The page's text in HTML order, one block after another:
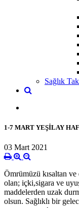
Sağlık
1-7 MART YEŞİLAY
03 Mart 2021
Ömrümüzü kısaltan ve
olan; içki,sigara ve
maddelerden uzak
olsun. Sağlıklı bir